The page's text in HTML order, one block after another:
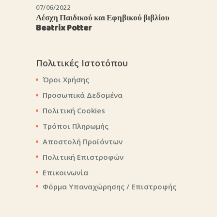
07/06/2022
Λέσχη Παιδικού και Εφηβικού βιβλίου
Beatrix Potter
Πολιτικές Ιστοτόπου
Όροι Χρήσης
Προσωπικά Δεδομένα
Πολιτική Cookies
Τρόποι Πληρωμής
Αποστολή Προϊόντων
Πολιτική Επιστροφών
Επικοινωνία
Φόρμα Υπαναχώρησης / Επιστροφής